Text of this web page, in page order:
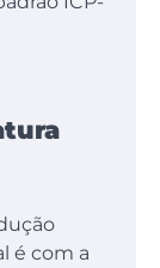
é com a